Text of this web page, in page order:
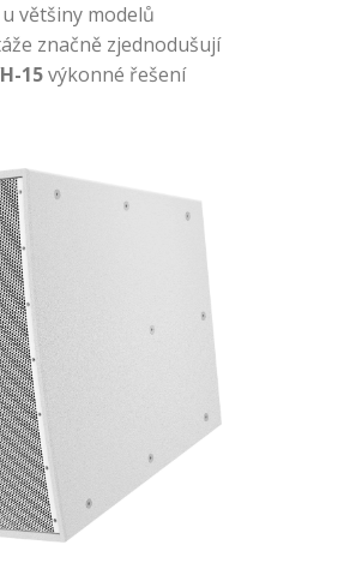
většiny modelů
značně zjednodušují
15výkonné řešení